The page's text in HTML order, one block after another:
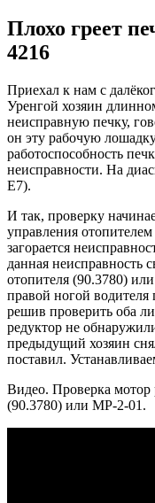
Плохо греет
4216
Приехал к нам с
Уренгой хозяин
неисправную печку,
он эту рабочую
работоспособность
неисправности. На
E7).
И так, проверку
управления
загорается
данная неисправность
отопителя (90.3780)
правой ногой водителя
решив проверить оба
редуктор не
предыдущий хозяин
поставил.
Видео. Проверка мотор
(90.3780) или МР-2-01.